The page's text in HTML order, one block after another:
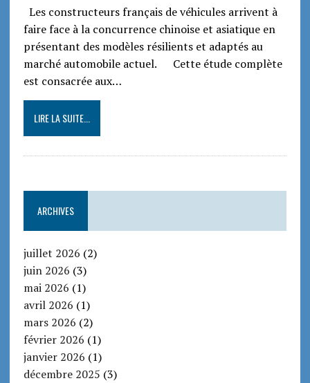
Les constructeurs français de véhicules arrivent à
faire face à la concurrence chinoise et asiatique en
présentant des modèles résilients et adaptés au
marché automobile actuel. Cette étude complète
est consacrée aux…
LIRE LA SUITE...
ARCHIVES
juillet 2026 (2)
juin 2026 (3)
mai 2026 (1)
avril 2026 (1)
mars 2026 (2)
février 2026 (1)
janvier 2026 (1)
décembre 2025 (3)